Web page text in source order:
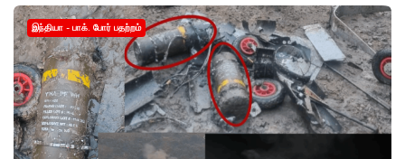
இந்தியா - பாக். போர் பதற்றம்